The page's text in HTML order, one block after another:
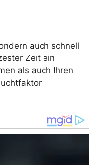
auch schnell
Zeit ein
als auch Ihren